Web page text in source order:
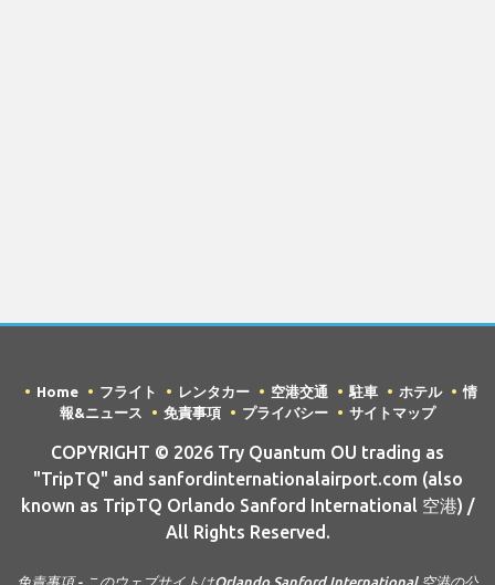
Home フライト レンタカー 空港交通 駐車 ホテル
情
報&ニュース
免責事項 プライバシー サイトマップ
COPYRIGHT © 2026 Try Quantum OU trading as
"TripTQ" and sanfordinternationalairport.com (also
known as TripTQ Orlando Sanford International 空港) /
All Rights Reserved.